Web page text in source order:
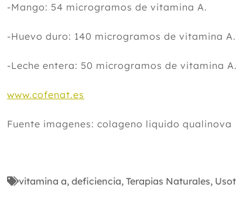
-Mango: 54 microgramos de vitamina A.
-Huevo duro: 140 microgramos de vitamina A.
-Leche entera: 50 microgramos de vitamina A.
www.cofenat.es
Fuente imagenes: colageno liquido qualinova
vitamina a, deficiencia, Terapias Naturales,